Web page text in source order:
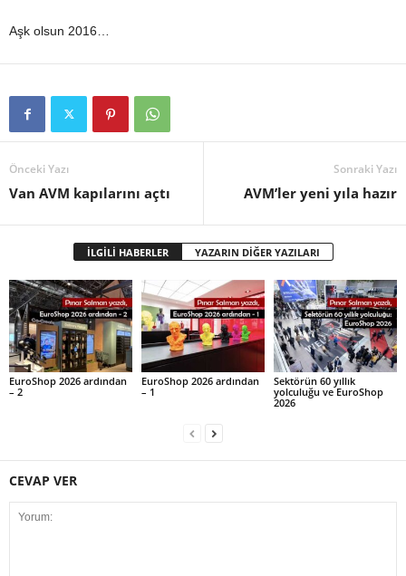
Aşk olsun 2016…
Önceki Yazı
Van AVM kapılarını açtı
Sonraki Yazı
AVM’ler yeni yıla hazır
İLGİLİ HABERLER YAZARIN DİĞER YAZILARI
EuroShop 2026 ardından
– 2
EuroShop 2026 ardından
– 1
Sektörün 60 yıllık
yolculuğu ve EuroShop
2026
CEVAP VER